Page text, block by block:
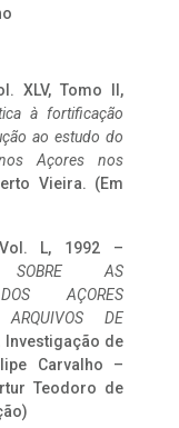
XLV, Tomo II,
à fortificação
ao estudo do
Açores nos
Vieira. (Em
L, 1992 –
SOBRE AS
AÇORES
DE
Investigação de
Carvalho –
Teodoro de